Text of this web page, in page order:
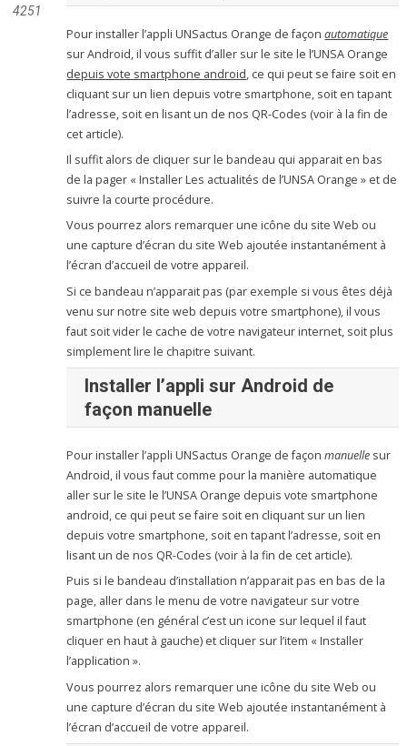
4251
Pour installer l’appli UNSactus Orange de façonautomatique
sur Android, il vous suffit d’aller sur le site le l’UNSA Orange
depuis vote smartphone android, ce qui peut se faire soit en
cliquant sur un lien depuis votre smartphone, soit en tapant
l’adresse, soit en lisant un de nos QR-Codes (voir à la fin de
cet article).
Il suffit alors de cliquer sur le bandeau qui apparait en bas
de la pager « Installer Les actualités de l’UNSA Orange » et de
suivre la courte procédure.
Vous pourrez alors remarquer une icône du site Web ou
une capture d’écran du site Web ajoutée instantanément à
l’écran d’accueil de votre appareil.
Si ce bandeau n’apparait pas (par exemple si vous êtes déjà
venu sur notre site web depuis votre smartphone), il vous
faut soit vider le cache de votre navigateur internet, soit plus
simplement lire le chapitre suivant.
Installer l’applisur Android de
façon manuelle
Pour installer l’appli UNSactus Orange de façonmanuelle sur
Android, il vous faut comme pour la manière automatique
aller sur le site le l’UNSA Orange depuis vote smartphone
android, ce qui peut se faire soit en cliquant sur un lien
depuis votre smartphone, soit en tapant l’adresse, soit en
lisant un de nos QR-Codes (voir à la fin de cet article).
Puis si le bandeau d’installation n’apparait pas en bas de la
page, aller dans le menu de votre navigateur sur votre
smartphone (en général c’est un icone sur lequel il faut
cliquer en haut à gauche) et cliquer sur l’item « Installer
l’application ».
Vous pourrez alors remarquer une icône du site Web ou
une capture d’écran du site Web ajoutée instantanément à
l’écran d’accueil de votre appareil.